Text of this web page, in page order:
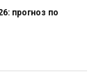
прогноз по